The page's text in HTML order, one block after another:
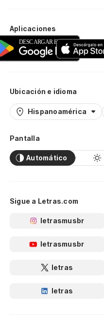
Aplicaciones
Ubicación e idioma
Hispanoamérica
Pantalla
Automático
Sigue a Letras.com
letrasmusbr
letrasmusbr
letras
letras